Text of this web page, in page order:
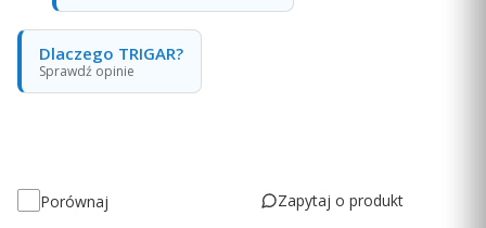
Dlaczego TRIGAR?
Sprawdź opinie
Porównaj Zapytaj o produkt